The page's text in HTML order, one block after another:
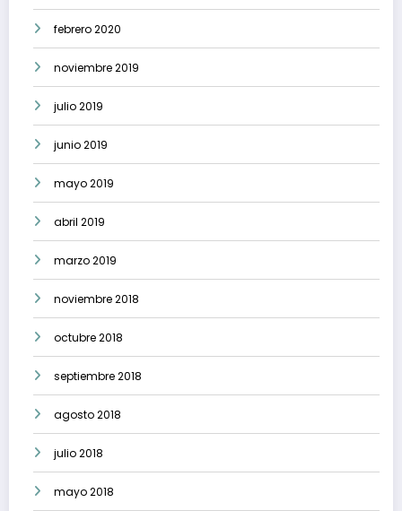
febrero 2020
noviembre 2019
julio 2019
junio 2019
mayo 2019
abril 2019
marzo 2019
noviembre 2018
octubre 2018
septiembre 2018
agosto 2018
julio 2018
mayo 2018